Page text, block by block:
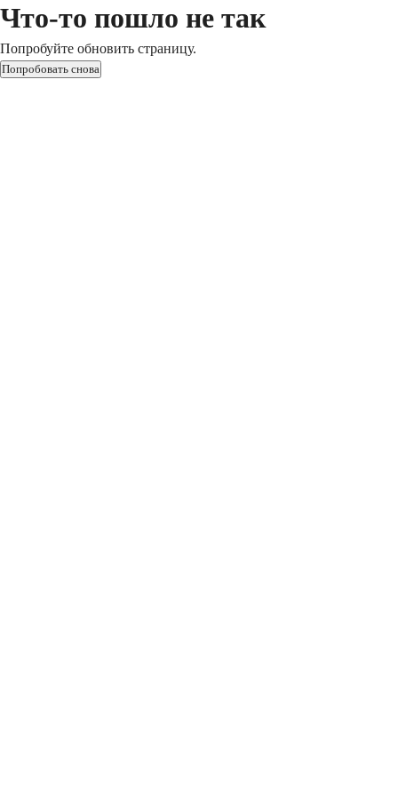
Что-то пошло не так
Попробуйте обновить страницу.
Попробовать снова